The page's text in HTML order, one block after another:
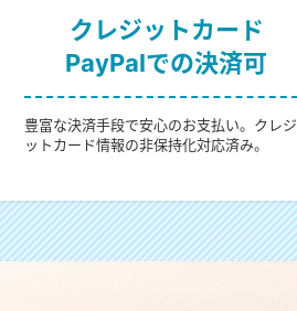
クレジットカード
PayPalでの決済可
豊富な決済手段で安心のお支払い。クレジ
ットカード情報の非保持化対応済み。